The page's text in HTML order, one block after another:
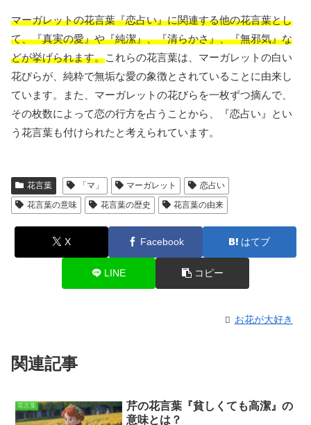
マーガレットの花言葉『恋占い』に関連する他の花言葉とし
て、『真実の愛』や『純潔』、『清らかさ』、『無邪気』な
どが挙げられます。これらの花言葉は、マーガレットの白い
花びらが、純粋で無垢な愛の象徴とされていることに由来し
ています。また、マーガレットの花びらを一枚ずつ摘んで、
その枚数によって恋の行方を占うことから、『恋占い』とい
う花言葉も付けられたと考えられています。
花言葉 「マ」 マーガレット
恋占い
花言葉の意味
花言葉の歴史 花言葉の由来
X Facebook はてブ
LINE コピー
お花が大好き
関連記事
花言葉
芹の花言葉『貧しくても高潔』の
意味とは？